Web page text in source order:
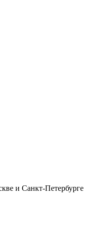
и Санкт-Петербурге